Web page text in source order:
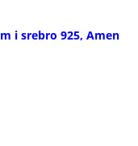
i srebro 925, Amen